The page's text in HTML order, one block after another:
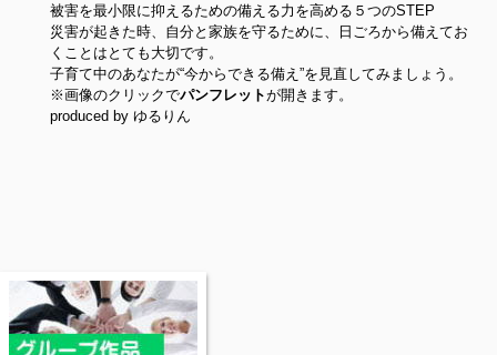
被害を最小限に抑えるための備える力を高める５つのSTEP
災害が起きた時、自分と家族を守るために、日ごろから備えてお
くことはとても大切です。
子育て中のあなたが“今からできる備え”を見直してみましょう。
※画像のクリックでパンフレットが開きます。
produced by ゆるりん